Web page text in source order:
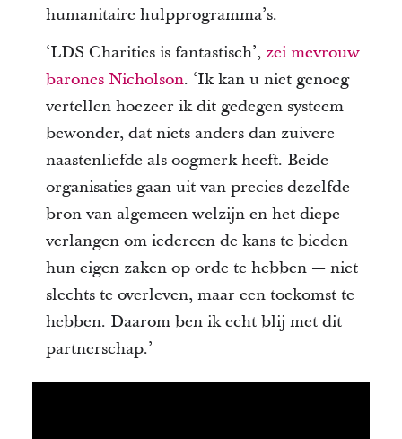
humanitaire hulpprogramma’s.
‘LDS Charities is fantastisch’, zei mevrouw
barones Nicholson. ‘Ik kan u niet genoeg
vertellen hoezeer ik dit gedegen systeem
bewonder, dat niets anders dan zuivere
naastenliefde als oogmerk heeft. Beide
organisaties gaan uit van precies dezelfde
bron van algemeen welzijn en het diepe
verlangen om iedereen de kans te bieden
hun eigen zaken op orde te hebben — niet
slechts te overleven, maar een toekomst te
hebben. Daarom ben ik echt blij met dit
partnerschap.’